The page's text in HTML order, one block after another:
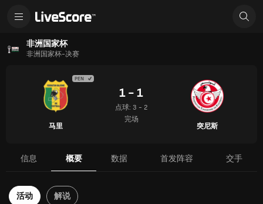
非洲国家杯
非洲国家杯-决赛
PEN
马里
1 - 1
点球: 3 - 2
完场
突尼斯
信息 概要 数据 首发阵容 交手
活动 解说